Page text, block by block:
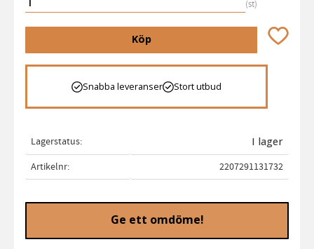
st
Köp Lägg till
Snabba leveranser Stort utbud
Lagerstatus
I lager
Artikelnr
2207291131732
Ge ett omdöme!